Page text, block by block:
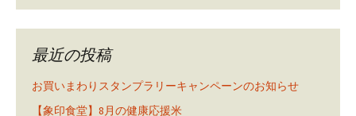
最近の投稿
お買いまわりスタンプラリーキャンペーンのお知らせ
【象印食堂】8月の健康応援米